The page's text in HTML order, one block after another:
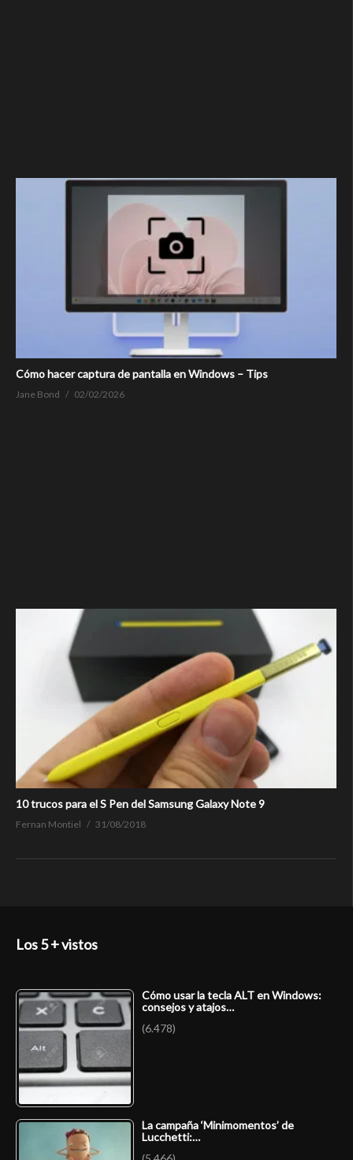
Cómo hacer captura de pantalla en Windows – Tips
Jane Bond 02/02/2026
10 trucos para el S Pen del Samsung Galaxy Note 9
Fernan Montiel 31/08/2018
Los 5 + vistos
Cómo usar la tecla ALT en Windows:
consejos y atajos…
(6.478)
La campaña ‘Minimomentos’ de
Lucchetti:…